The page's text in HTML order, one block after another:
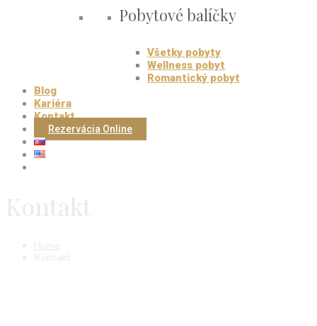
Pobytové balíčky
Všetky pobyty
Wellness pobyt
Romantický pobyt
Blog
Kariéra
Kontakt
Rezervácia Online